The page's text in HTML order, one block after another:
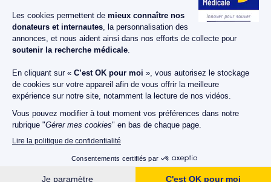
Nos projets
Nos actualités
Nos publications
Espace presse
Nous contacter Mentions légales